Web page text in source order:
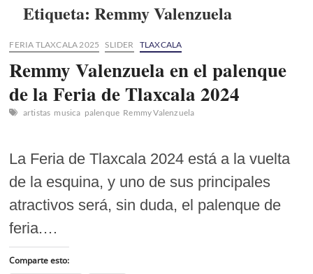
e
n
Etiqueta:Remmy Valenzuela
FERIA TLAXCALA 2025 SLIDER TLAXCALA
Remmy Valenzuela en el palenque
de la Feria de Tlaxcala 2024
artistas musica palenque Remmy Valenzuela
La Feria de Tlaxcala 2024 está a la vuelta
de la esquina, y uno de sus principales
atractivos será, sin duda, el palenque de
feria.…
Comparte esto: